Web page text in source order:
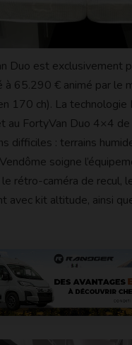
Duo est exclusivement
à 65.290 € animé par le
170 ch). La
au FortyVan Duo 4×4
difficiles : terrains
soigne
rétro-caméra de recul,
avec kit altitude, ainsi